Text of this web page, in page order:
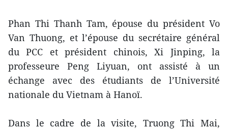
Phan Thi Thanh Tam, épouse du président Vo
Van Thuong, et l’épouse du secrétaire général
du PCC et président chinois, Xi Jinping, la
professeure Peng Liyuan, ont assisté à un
échange avec des étudiants de l’Université
nationale du Vietnam à Hanoï.
Dans le cadre de la visite, Truong Thi Mai,